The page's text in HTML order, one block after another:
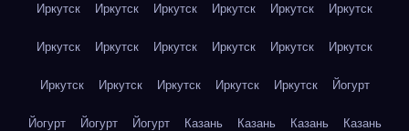
Иркутск Иркутск Иркутск Иркутск Иркутск Иркутск
Иркутск Иркутск Иркутск Иркутск Иркутск Иркутск
Иркутск Иркутск Иркутск Иркутск Иркутск Йогурт
Йогурт Йогурт Йогурт Казань Казань Казань Казань